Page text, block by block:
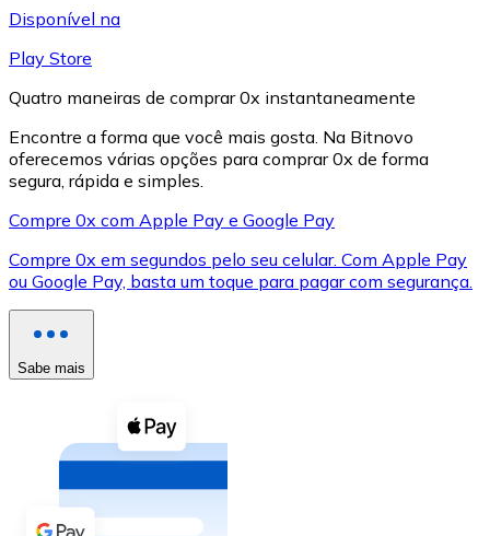
XRP
XRP
Cupons cripto
Comprar com dinheiro
Disponível na
Play Store
Quatro maneiras de comprar 0x instantaneamente
Encontre a forma que você mais gosta. Na Bitnovo
oferecemos várias opções para comprar 0x de forma
segura, rápida e simples.
Compre 0x com Apple Pay e Google Pay
Compre 0x em segundos pelo seu celular. Com Apple Pay
ou Google Pay, basta um toque para pagar com segurança.
Sabe mais